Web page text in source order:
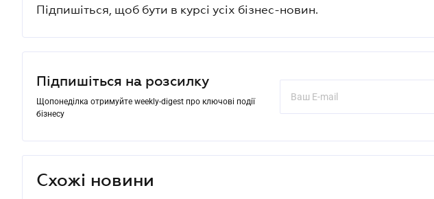
Підпишіться, щоб бути в курсі усіх бізнес-новин.
Підпишіться на розсилку
Щопонеділка отримуйте weekly-digest про ключові події
бізнесу
Схожі новини